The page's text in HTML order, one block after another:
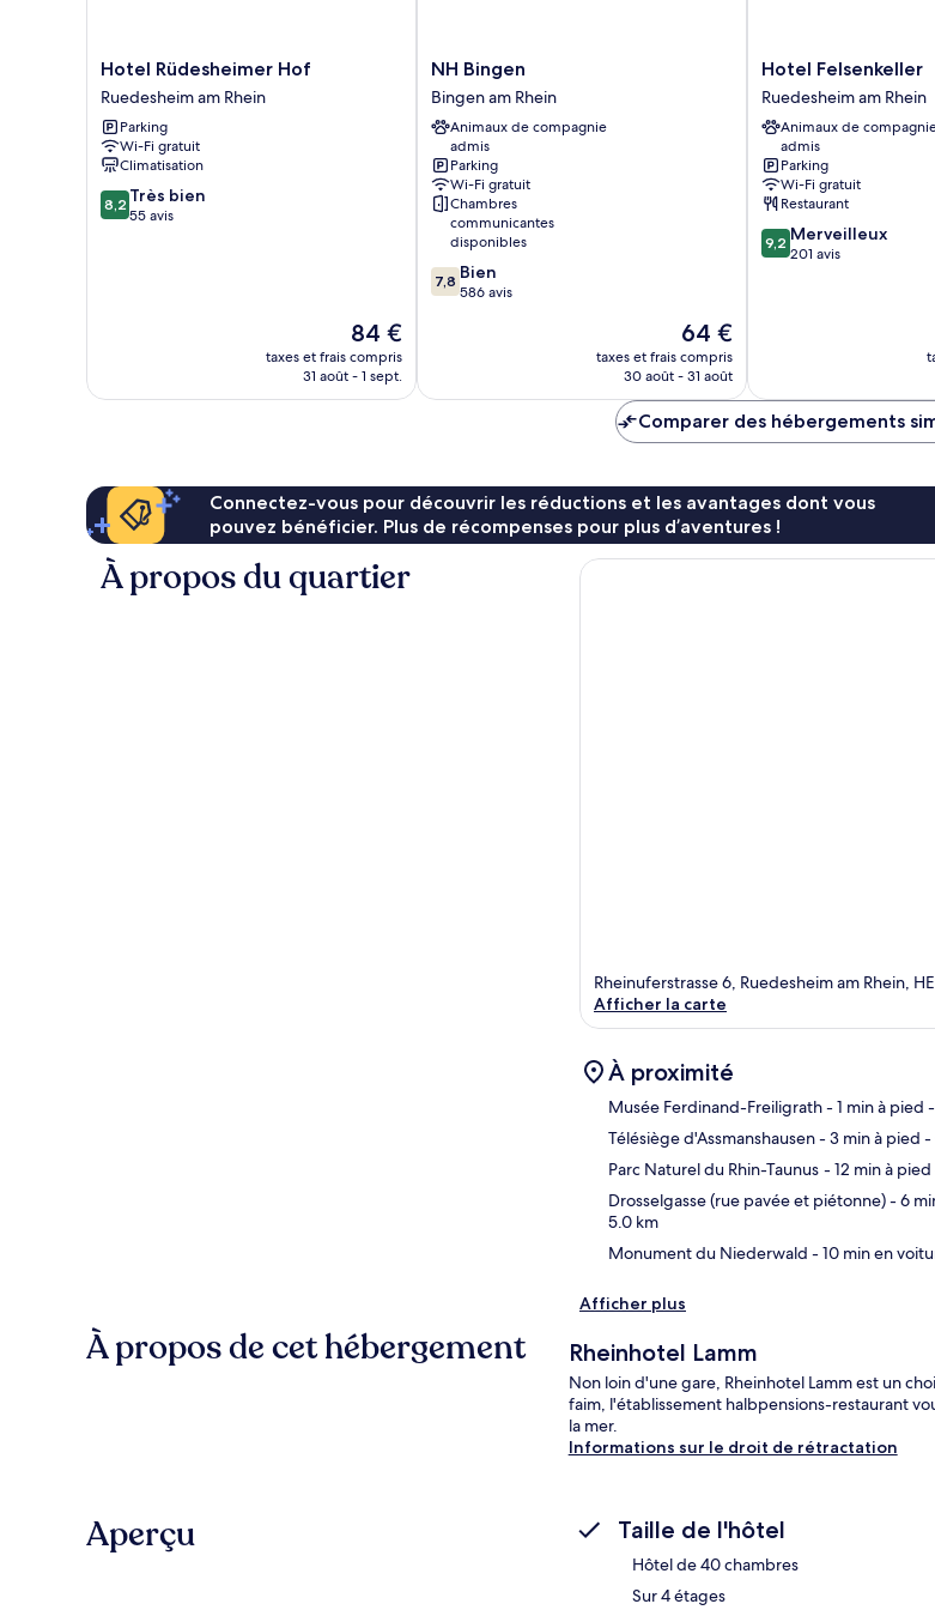
Hotel
Rüdesheimer
Hof
Ruedesheim
am
Rhein
Hotel Rüdesheimer Hof
Ruedesheim am Rhein
Parking
Wi-Fi gratuit
Climatisation
8.2
sur
8,2 Très bien
55 avis
Le
nouveau
prix
84 €
taxes et frais compris
31 août - 1 sept.
NH
Bingen
Bingen
am
Rhein
NH Bingen
Bingen am Rhein
Animaux de compagnie
admis
Parking
Wi-Fi gratuit
Chambres
communicantes
disponibles
7.8
sur
7,8 Bien
586 avis
Le
nouveau
prix
de
64 €
64 €
taxes et frais compris
30 août - 31 août
Hotel
Felsenkeller
Ruedesheim
am
Rhein
Hotel Felsenkeller
Ruedesheim am Rhein
Animaux de
admis
Parking
Wi-Fi gratuit
Restaurant
9.2
sur
9,2 Merveilleux
201 avis
Comparer des hébergements
Connectez-vous pour découvrir les réductions et les avantages dont vous
pouvez bénéficier. Plus de récompenses pour plus d’aventures !
À propos du quartier
Rheinuferstrasse 6, Ruedesheim am Rhein,
Afficher la carte
À proximité
Musée Ferdinand-Freiligrath- 1 min à pied
Télésiège d'Assmanshausen- 3 min à pied -
Parc Naturel du Rhin-Taunus - 12 min à pied
Drosselgasse (rue pavée et piétonne)- 6
5.0 km
Monument du Niederwald - 10 min en
Afficher plus
À propos de cet hébergement Rheinhotel Lamm
Non loin d'une gare, Rheinhotel Lamm est un
faim, l'établissement halbpensions-restaurant
la mer.
Informations sur le droit de rétractation
Aperçu Taille de l'hôtel
Hôtel de 40 chambres
Sur 4 étages